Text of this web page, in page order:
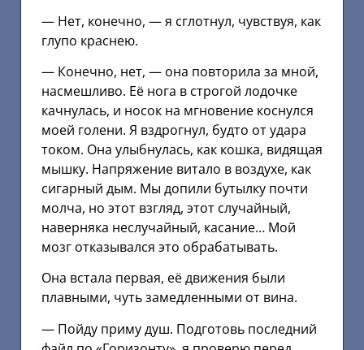
— Нет, конечно, — я сглотнул, чувствуя, как
глупо краснею.
— Конечно, нет, — она повторила за мной,
насмешливо. Её нога в строгой лодочке
качнулась, и носок на мгновение коснулся
моей голени. Я вздрогнул, будто от удара
током. Она улыбнулась, как кошка, видящая
мышку. Напряжение витало в воздухе, как
сигарный дым. Мы допили бутылку почти
молча, но этот взгляд, этот случайный,
наверняка неслучайный, касание… Мой
мозг отказывался это обрабатывать.
Она встала первая, её движения были
плавными, чуть замедленными от вина.
— Пойду приму душ. Подготовь последний